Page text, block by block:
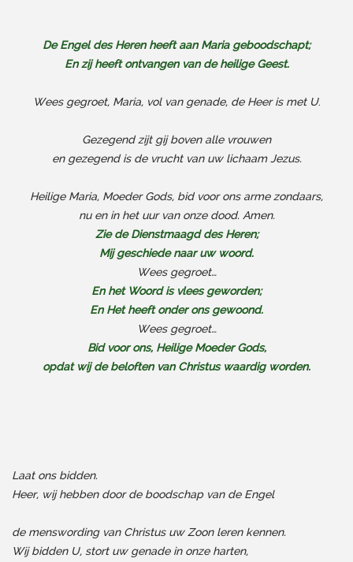
De Engel des Heren heeft aan Maria geboodschapt;
En zij heeft ontvangen van de heilige Geest.
Wees gegroet, Maria, vol van genade, de Heer is met U.
Gezegend zijt gij boven alle vrouwen
en gezegend is de vrucht van uw lichaam Jezus.
Heilige Maria, Moeder Gods, bid voor ons arme zondaars,
nu en in het uur van onze dood. Amen.
Zie de Dienstmaagd des Heren;
Mij geschiede naar uw woord.
Wees gegroet…
En het Woord is vlees geworden;
En Het heeft onder ons gewoond.
Wees gegroet…
Bid voor ons, Heilige Moeder Gods,
opdat wij de beloften van Christus waardig worden.
Laat ons bidden.
Heer, wij hebben door de boodschap van de Engel
de menswording van Christus uw Zoon leren kennen.
Wij bidden U, stort uw genade in onze harten,